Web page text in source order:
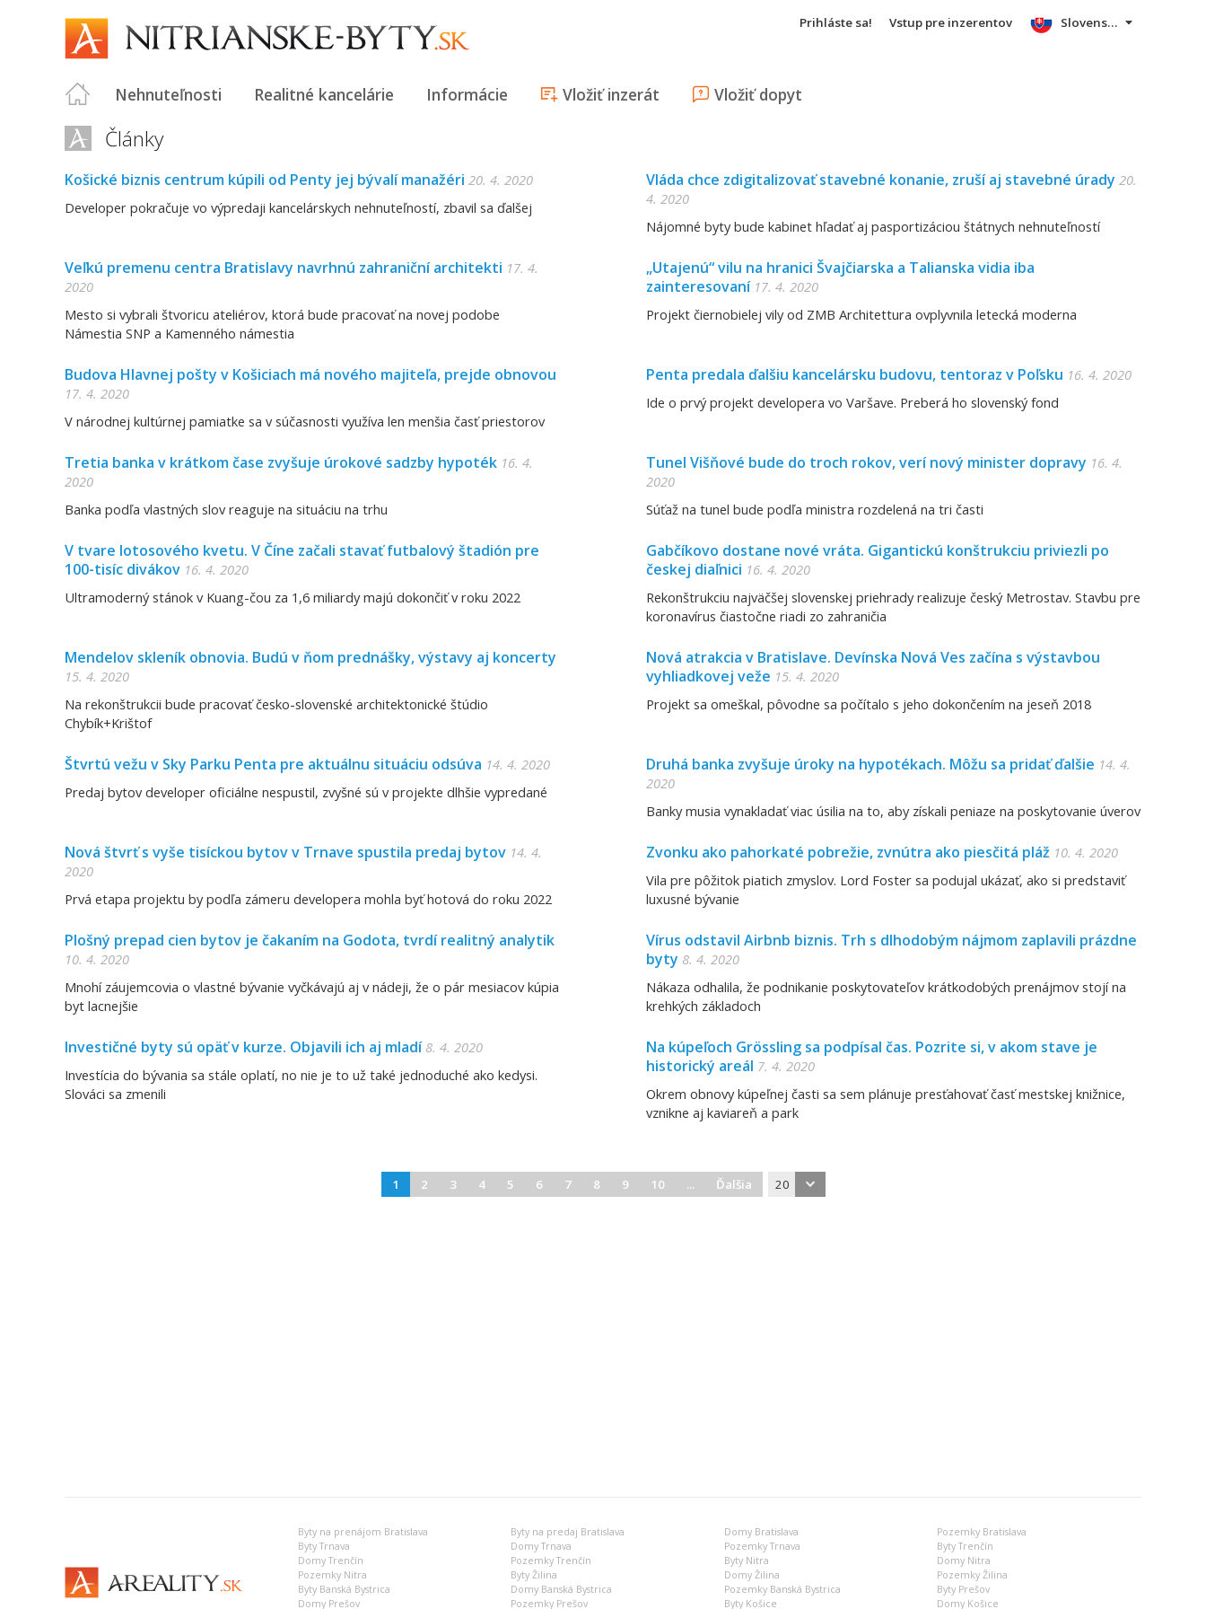
Prihláste sa! Vstup pre inzerentov
Nehnuteľnosti Realitné kancelárie Informácie Vložiť inzerát Vložiť dopyt
Slovensky
Články
Košické biznis centrum kúpili od Penty jej bývalí manažéri 20. 4. 2020
Developer pokračuje vo výpredaji kancelárskych nehnuteľností, zbavil sa ďalšej
Vláda chce zdigitalizovať stavebné konanie, zruší aj stavebné úrady 20.
4. 2020
Nájomné byty bude kabinet hľadať aj pasportizáciou štátnych nehnuteľností
Veľkú premenu centra Bratislavy navrhnú zahraniční architekti 17. 4.
2020
Mesto si vybrali štvoricu ateliérov, ktorá bude pracovať na novej podobe
Námestia SNP a Kamenného námestia
„Utajenú“ vilu na hranici Švajčiarska a Talianska vidia iba
zainteresovaní 17. 4. 2020
Projekt čiernobielej vily od ZMB Architettura ovplyvnila letecká moderna
Budova Hlavnej pošty v Košiciach má nového majiteľa, prejde obnovou
17. 4. 2020
V národnej kultúrnej pamiatke sa v súčasnosti využíva len menšia časť priestorov
Penta predala ďalšiu kancelársku budovu, tentoraz v Poľsku 16. 4. 2020
Ide o prvý projekt developera vo Varšave. Preberá ho slovenský fond
Tretia banka v krátkom čase zvyšuje úrokové sadzby hypoték 16. 4.
2020
Banka podľa vlastných slov reaguje na situáciu na trhu
Tunel Višňové bude do troch rokov, verí nový minister dopravy 16. 4.
2020
Súťaž na tunel bude podľa ministra rozdelená na tri časti
V tvare lotosového kvetu. V Číne začali stavať futbalový štadión pre
100-tisíc divákov 16. 4. 2020
Ultramoderný stánok v Kuang-čou za 1,6 miliardy majú dokončiť v roku 2022
Gabčíkovo dostane nové vráta. Gigantickú konštrukciu priviezli po
českej diaľnici 16. 4. 2020
Rekonštrukciu najväčšej slovenskej priehrady realizuje český Metrostav. Stavbu pre
koronavírus čiastočne riadi zo zahraničia
Mendelov skleník obnovia. Budú v ňom prednášky, výstavy aj koncerty
15. 4. 2020
Na rekonštrukcii bude pracovať česko-slovenské architektonické štúdio
Chybík+Krištof
Nová atrakcia v Bratislave. Devínska Nová Ves začína s výstavbou
vyhliadkovej veže 15. 4. 2020
Projekt sa omeškal, pôvodne sa počítalo s jeho dokončením na jeseň 2018
Štvrtú vežu v Sky Parku Penta pre aktuálnu situáciu odsúva 14. 4. 2020
Predaj bytov developer oficiálne nespustil, zvyšné sú v projekte dlhšie vypredané
Druhá banka zvyšuje úroky na hypotékach. Môžu sa pridať ďalšie 14. 4.
2020
Banky musia vynakladať viac úsilia na to, aby získali peniaze na poskytovanie úverov
Nová štvrť s vyše tisíckou bytov v Trnave spustila predaj bytov 14. 4.
2020
Prvá etapa projektu by podľa zámeru developera mohla byť hotová do roku 2022
Zvonku ako pahorkaté pobrežie, zvnútra ako piesčitá pláž 10. 4. 2020
Vila pre pôžitok piatich zmyslov. Lord Foster sa podujal ukázať, ako si predstaviť
luxusné bývanie
Plošný prepad cien bytov je čakaním na Godota, tvrdí realitný analytik
10. 4. 2020
Mnohí záujemcovia o vlastné bývanie vyčkávajú aj v nádeji, že o pár mesiacov kúpia
byt lacnejšie
Vírus odstavil Airbnb biznis. Trh s dlhodobým nájmom zaplavili prázdne
byty 8. 4. 2020
Nákaza odhalila, že podnikanie poskytovateľov krátkodobých prenájmov stojí na
krehkých základoch
Investičné byty sú opäť v kurze. Objavili ich aj mladí 8. 4. 2020
Investícia do bývania sa stále oplatí, no nie je to už také jednoduché ako kedysi.
Slováci sa zmenili
Na kúpeľoch Grössling sa podpísal čas. Pozrite si, v akom stave je
historický areál 7. 4. 2020
Okrem obnovy kúpeľnej časti sa sem plánuje presťahovať časť mestskej knižnice,
vznikne aj kaviareň a park
1 2 3 4 5 6 7 8 9 10 ... Ďalšia 20
Byty na prenájom Bratislava Byty na predaj Bratislava Domy Bratislava
Pozemky Bratislava
Byty Trnava
Domy Trnava Pozemky Trnava
Byty Trenčín
Domy Trenčín
Pozemky Trenčín Byty Nitra
Domy Nitra
Pozemky Nitra
Byty Žilina Domy Žilina
Pozemky Žilina
Byty Banská Bystrica
Domy Banská Bystrica Pozemky Banská Bystrica
Byty Prešov
Domy Prešov
Pozemky Prešov Byty Košice Domy Košice